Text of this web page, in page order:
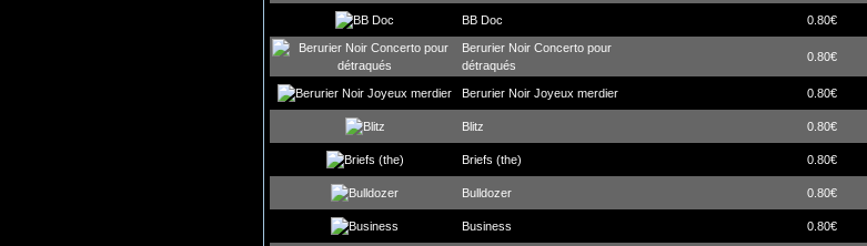
BB Doc 0.80€
Berurier Noir Concerto pour
détraqués
0.80€
Berurier Noir Joyeux merdier 0.80€
Blitz 0.80€
Briefs (the) 0.80€
Bulldozer 0.80€
Business 0.80€